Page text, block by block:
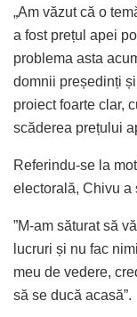
„Am văzut că o
a fost prețul apei
problema asta
domnii președinți
proiect foarte clar,
scăderea prețului
Referindu-se la
electorală, Chivu a
”M-am săturat să
lucruri și nu fac
meu de vedere,
să se ducă acasă”.